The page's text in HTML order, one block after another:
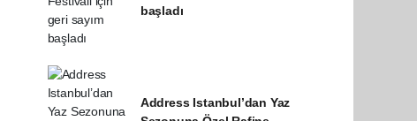
başladı
Address Istanbul’dan Yaz